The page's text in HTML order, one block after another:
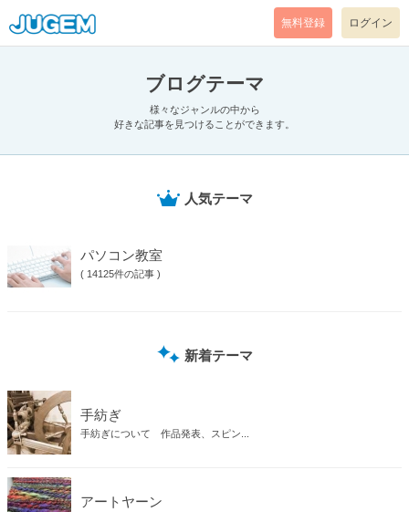
無料登録 ログイン
ブログテーマ
様々なジャンルの中から
好きな記事を見つけることができます。
人気テーマ
パソコン教室
( 14125件の記事 )
新着テーマ
手紡ぎ
手紡ぎについて 作品発表、スピン...
アートヤーン